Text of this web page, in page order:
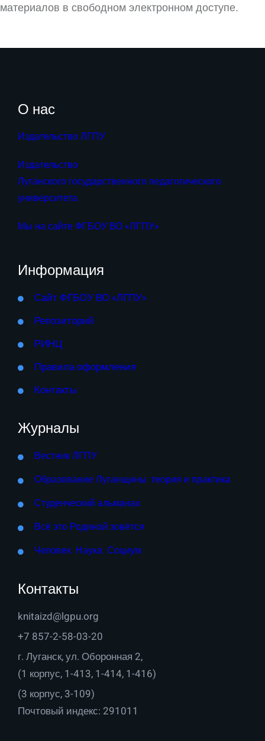
материалов в свободном электронном доступе.
О нас
Издательство ЛГПУ
Издательство
Луганского государственного педагогического
университета
Мы на сайте ФГБОУ ВО «ЛГПУ»
Информация
Сайт ФГБОУ ВО «ЛГПУ»
Репозиторий
РИНЦ
Правила оформления
Контакты
Журналы
Вестник ЛГПУ
Образование Луганщины: теория и практика
Студенческий альманах
Всё это Родиной зовётся
Человек. Наука. Социум
Контакты
knitaizd@lgpu.org
+7 857-2-58-03-20
г. Луганск, ул. Оборонная 2,
(1 корпус, 1-413, 1-414, 1-416)
(3 корпус, 3-109)
Почтовый индекс: 291011